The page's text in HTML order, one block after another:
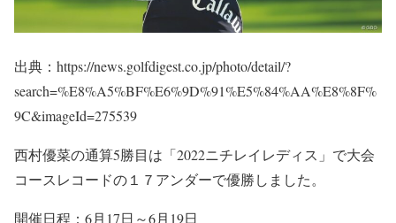
出典：https://news.golfdigest.co.jp/photo/detail/?
search=%E8%A5%BF%E6%9D%91%E5%84%AA%E8%8F%
9C&imageId=275539
西村優菜の通算5勝目は「2022ニチレイレディス」で大会
コースレコードの１７アンダーで優勝しました。
開催日程：6月17日～6月19日